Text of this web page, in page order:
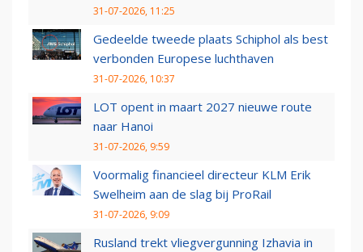
31-07-2026, 11:25
Gedeelde tweede plaats Schiphol als best
verbonden Europese luchthaven
31-07-2026, 10:37
LOT opent in maart 2027 nieuwe route
naar Hanoi
31-07-2026, 9:59
Voormalig financieel directeur KLM Erik
Swelheim aan de slag bij ProRail
31-07-2026, 9:09
Rusland trekt vliegvergunning Izhavia in